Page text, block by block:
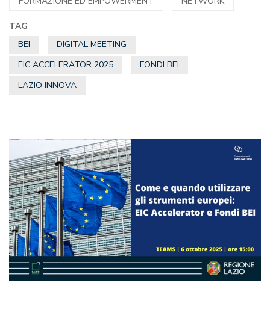
TAG
BEI
DIGITAL MEETING
EIC ACCELERATOR 2025
FONDI BEI
LAZIO INNOVA